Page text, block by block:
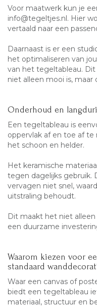
Voor maatwerk kun je
info@tegeltjes.nl. Hier
vertaald naar een
Daarnaast is er een
het optimaliseren van
van het tegeltableau.
niet alleen mooi is,
Onderhoud en
Een tegeltableau is
oppervlak af en toe af
het schoon en helder.
Het keramische
tegen dagelijks gebruik.
vervagen niet snel,
uitstraling behoudt.
Dit maakt het niet
een duurzame
Waarom kiezen voor
standaard
Waar een canvas of
biedt een tegeltableau
materiaal, structuur en